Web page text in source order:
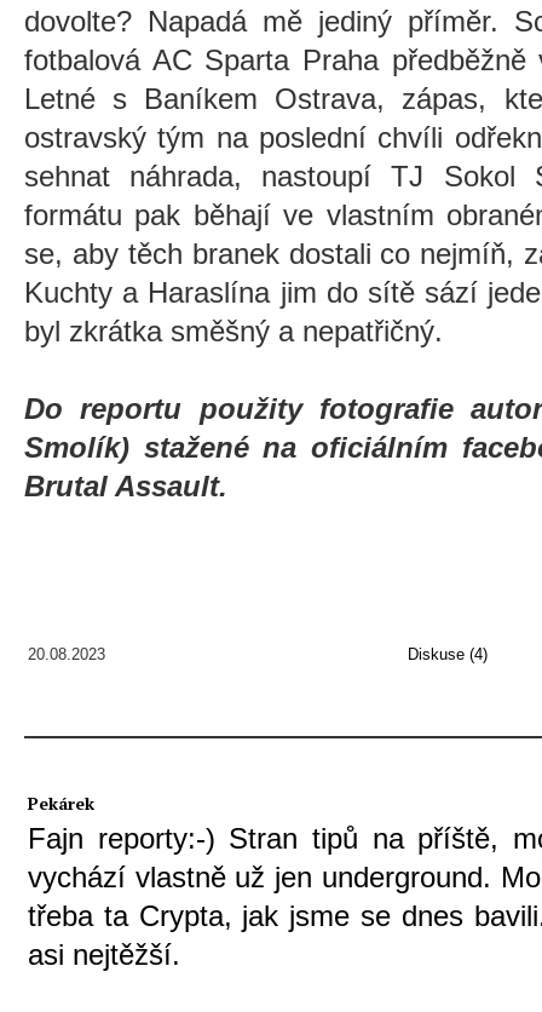
dovolte? Napadá mě jediný příměr.
fotbalová AC Sparta Praha
Letné s Baníkem Ostrava, zápas,
ostravský tým na poslední chvíli
sehnat náhrada, nastoupí TJ Sokol
formátu pak běhají ve vlastním
se, aby těch branek dostali co nejmíň,
Kuchty a Haraslína jim do sítě sází
byl zkrátka směšný a nepatřičný.
Do reportu použity fotografie
Smolík) stažené na oficiálním
Brutal Assault.
20.08.2023 Diskuse (4)
Pekárek
Fajn reporty:-) Stran tipů na příště,
vychází vlastně už jen underground.
třeba ta Crypta, jak jsme se dnes
asi nejtěžší.